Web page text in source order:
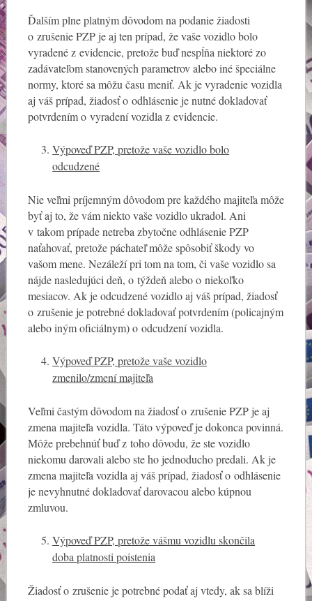
Ďalším plne platným dôvodom na podanie žiadosti
o zrušenie PZP je aj ten prípad, že vaše vozidlo bolo
vyradené z evidencie, pretože buď nespĺňa niektoré zo
zadávateľom stanovených parametrov alebo iné špeciálne
normy, ktoré sa môžu času meniť. Ak je vyradenie vozidla
aj váš prípad, žiadosť o odhlásenie je nutné dokladovať
potvrdením o vyradení vozidla z evidencie.
Výpoveď PZP, pretože vaše vozidlo bolo
odcudzené
Nie veľmi príjemným dôvodom pre každého majiteľa môže
byť aj to, že vám niekto vaše vozidlo ukradol. Ani
v takom prípade netreba zbytočne odhlásenie PZP
naťahovať, pretože páchateľ môže spôsobiť škody vo
vašom mene. Nezáleží pri tom na tom, či vaše vozidlo sa
nájde nasledujúci deň, o týždeň alebo o niekoľko
mesiacov. Ak je odcudzené vozidlo aj váš prípad, žiadosť
o zrušenie je potrebné dokladovať potvrdením (policajným
alebo iným oficiálnym) o odcudzení vozidla.
Výpoveď PZP, pretože vaše vozidlo
zmenilo/zmení majiteľa
Veľmi častým dôvodom na žiadosť o zrušenie PZP je aj
zmena majiteľa vozidla. Táto výpoveď je dokonca povinná.
Môže prebehnúť buď z toho dôvodu, že ste vozidlo
niekomu darovali alebo ste ho jednoducho predali. Ak je
zmena majiteľa vozidla aj váš prípad, žiadosť o odhlásenie
je nevyhnutné dokladovať darovacou alebo kúpnou
zmluvou.
Výpoveď PZP, pretože vášmu vozidlu skončila
doba platnosti poistenia
Žiadosť o zrušenie je potrebné podať aj vtedy, ak sa blíži